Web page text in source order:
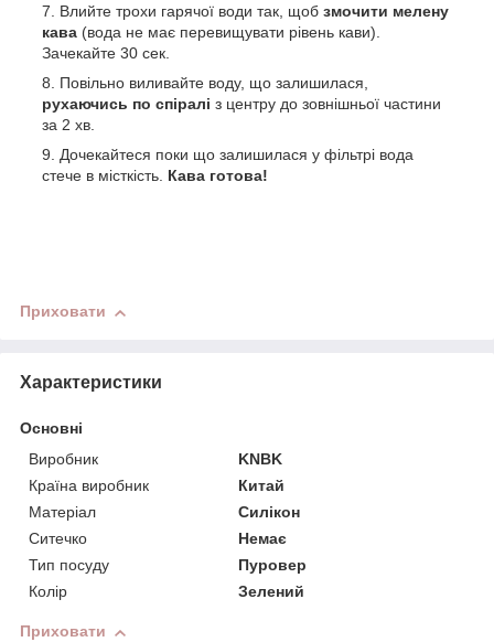
Влийте трохи гарячої води так, щоб змочити мелену
кава (вода не має перевищувати рівень кави).
Зачекайте 30 сек.
Повільно виливайте воду, що залишилася,
рухаючись по спіралі з центру до зовнішньої частини
за 2 хв.
Дочекайтеся поки що залишилася у фільтрі вода
стече в місткість. Кава готова!
Приховати
Характеристики
Основні
Виробник
KNBK
Країна виробник
Китай
Матеріал
Силікон
Ситечко
Немає
Тип посуду
Пуровер
Колір
Зелений
Приховати